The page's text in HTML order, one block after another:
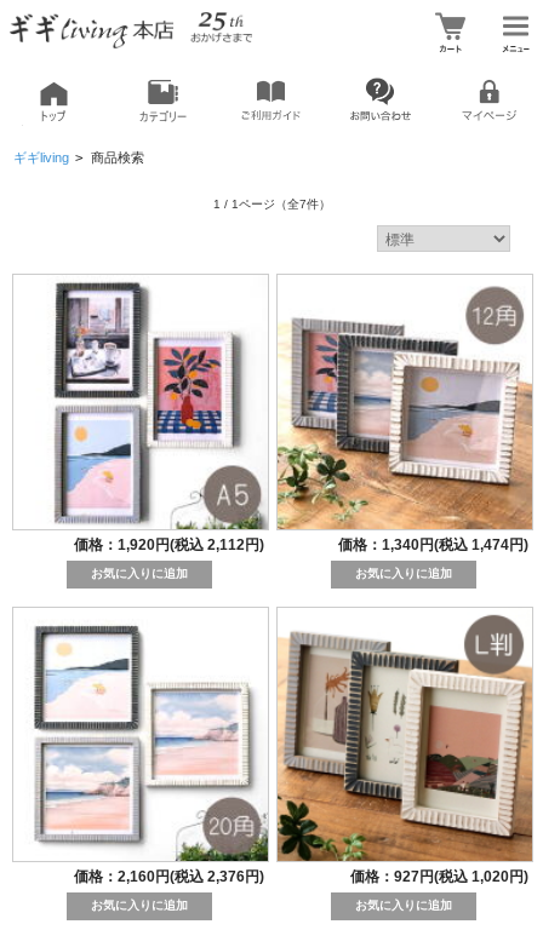
ギギliving > 商品検索
1 / 1ページ （全7件）
価格：1,920円(税込 2,112円) 価格：1,340円(税込 1,474円)
価格：2,160円(税込 2,376円) 価格：927円(税込 1,020円)